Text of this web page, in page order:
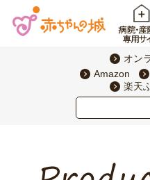
オン
Amazon
楽天